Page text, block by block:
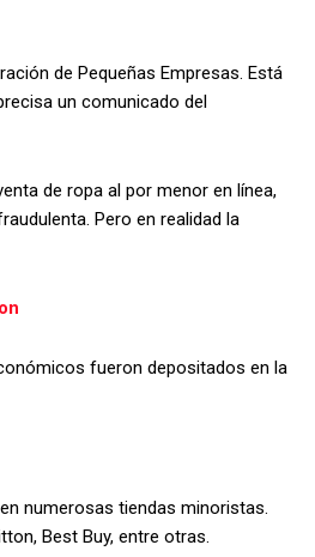
de Pequeñas Empresas. Está
un comunicado del
de ropa al por menor en línea,
Pero en realidad la
fueron depositados en la
numerosas tiendas minoristas.
Best Buy, entre otras.